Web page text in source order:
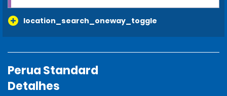
location_search_oneway_toggle
Perua Standard
Detalhes